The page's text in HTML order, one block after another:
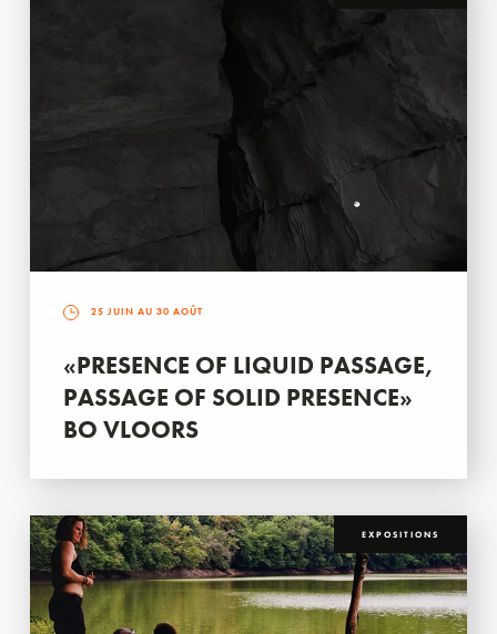
25 JUIN AU 30 AOÛT
«PRESENCE OF LIQUID PASSAGE,
PASSAGE OF SOLID PRESENCE»
BO VLOORS
EXPOSITIONS